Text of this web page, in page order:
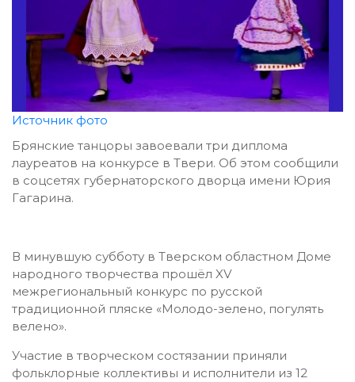
Источник фото
Брянские танцоры завоевали три диплома
лауреатов на конкурсе в Твери. Об этом сообщили
в соцсетях губернаторского дворца имени Юрия
Гагарина.
В минувшую субботу в Тверском областном Доме
народного творчества прошёл XV
межрегиональный конкурс по русской
традиционной пляске «Молодо-зелено, погулять
велено».
Участие в творческом состязании приняли
фольклорные коллективы и исполнители из 12